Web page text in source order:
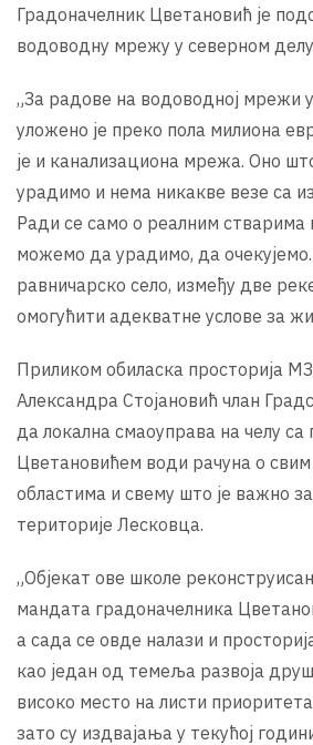
Градоначелник Цветановић је
водоводну мрежу у северном
„За радове на водоводној мрежи
уложено је преко пола милиона
је и канализациона мрежа. Оно
урадимо и нема никакве везе са
Ради се само о реалним стварима
можемо да урадимо, да очекујемо.
равничарско село, између две
омогућити адекватне услове за
Приликом обиласка просторија МЗ
Александра Стојановић члан
да локална смаоуправа на челу
Цветановићем води рачуна о
областима и свему што је важно
територије Лесковца.
„Објекат ове школе
мандата градоначелника
а сада се овде налази и
као један од темеља развоја
високо место на листи
зато су издвајања у текућој